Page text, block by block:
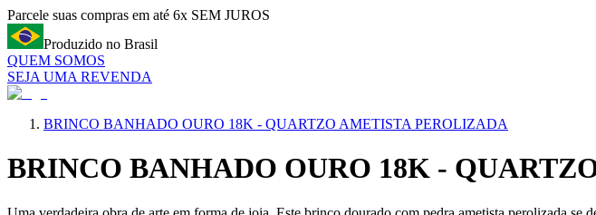
Parcele suas compras em até 6x SEM JUROS
Produzido no Brasil
QUEM SOMOS
SEJA UMA REVENDA
BRINCO BANHADO OURO 18K - QUARTZO AMETISTA PEROLIZADA
BRINCO BANHADO OURO 18K -